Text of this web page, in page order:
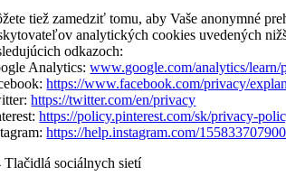
tiež zamedziť tomu, aby Vaše anonymné
analytických cookies uvedených
odkazoch:
Analytics:www.google.com/analytics/learn/
https://www.facebook.com/privacy/
https://twitter.com/en/privacy
https://policy.pinterest.com/sk/privacy-
https://help.instagram.com/
Tlačidlá sociálnych sietí